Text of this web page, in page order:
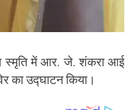
स्मृति में आर. जे. शंकरा आई
का उद्घाटन किया।